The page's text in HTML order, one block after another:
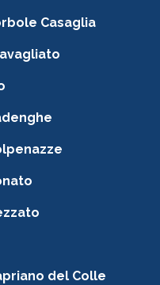
Casaglia
del Colle